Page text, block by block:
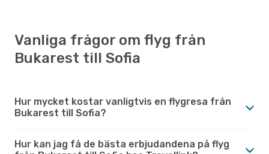
Vanliga frågor om flyg från
Bukarest till Sofia
Hur mycket kostar vanligtvis en flygresa från
Bukarest till Sofia?
Hur kan jag få de bästa erbjudandena på flyg